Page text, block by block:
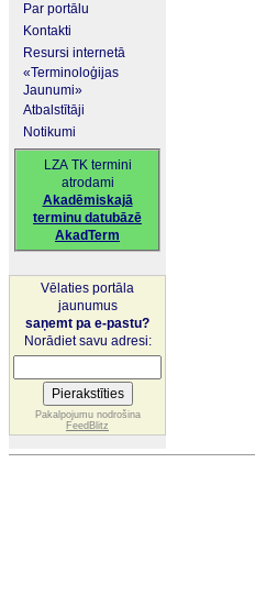
Par portālu
Kontakti
Resursi internetā
«Terminoloģijas
Jaunumi»
Atbalstītāji
Notikumi
LZA TK termini
atrodami
Akadēmiskajā
terminu datubāzē
AkadTerm
Vēlaties portāla
jaunumus
saņemt pa e-pastu?
Norādiet savu adresi:
Pakalpojumu nodrošina
FeedBlitz